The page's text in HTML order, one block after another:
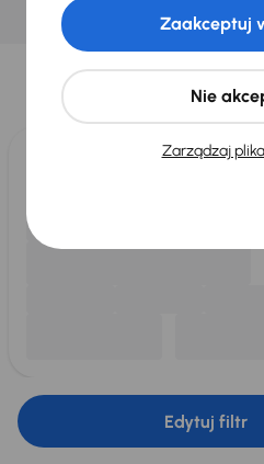
Znajdź
najlepsze
Edytuj filtr
Zarządzaj
Nie
Zaakceptuj